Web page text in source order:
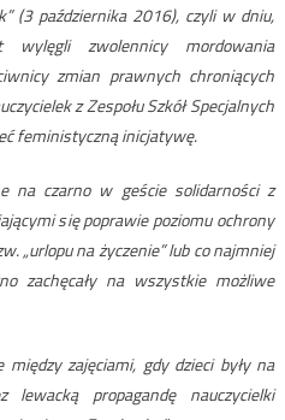
(3 października 2016), czyli w dniu,
zwolennicy mordowania
zmian prawnych chroniących
z Zespołu Szkół Specjalnych
feministyczną inicjatywę.
na czarno w geście solidarności z
się poprawie poziomu ochrony
„urlopu na życzenie” lub co najmniej
zachęcały na wszystkie możliwe
między zajęciami, gdy dzieci były na
lewacką propagandę nauczycielki